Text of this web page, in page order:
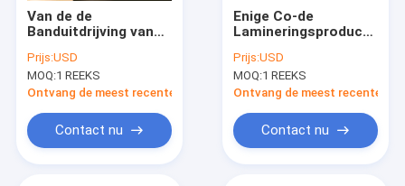
Van de de
Banduitdrijving van
van de de Lijn
Chemische Koolstof
het Winden Machine
Prijs:USD
MOQ:1 REEKS
Ontvang de meest recente Prijs
Contact nu
Enige Co-de
Lamineringsproductielijn
Motor van de
Uitdrijvingsdeklaag
Prijs:USD
MOQ:1 REEKS
Ontvang de meest recente
Contact nu